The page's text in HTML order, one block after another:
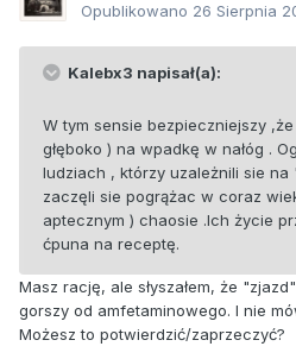
Opublikowano 26 Sierpnia
Kalebx3 napisał(a):
W tym sensie bezpieczniejszy
głęboko ) na wpadkę w nałóg .
ludziach , którzy uzależnili sie
zaczęli sie pogrążac w coraz
aptecznym ) chaosie .Ich życie
ćpuna na receptę.
Masz rację, ale słyszałem, że
gorszy od amfetaminowego. I nie
Możesz to potwierdzić/zaprzeczyć?